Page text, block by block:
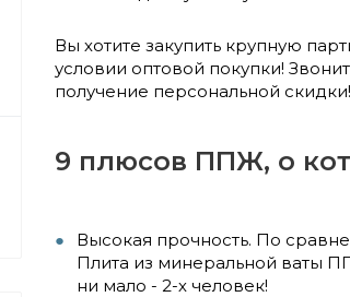
Вы хотите закупить крупную
условии оптовой покупки!
получение персональной скидки!
9 плюсов ППЖ, о
Высокая прочность. По
Плита из минеральной ваты
ни мало - 2-х человек!